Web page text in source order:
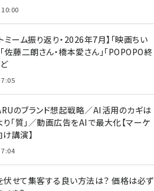
10:00
ミーム振り返り・2026年7月】「映画ちい
佐藤二朗さん・橋本愛さん」「POPOPO終
7:05
のブランド想起戦略／AI活用のカギは
り「質」／動画広告をAIで最大化【マーケ
講演】
7:04
伏せて集客する良い方法は？ 価格は必ず